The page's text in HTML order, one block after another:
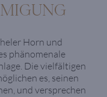
Horn und
phänomenale
Die vielfältigen
es, seinen
und versprechen